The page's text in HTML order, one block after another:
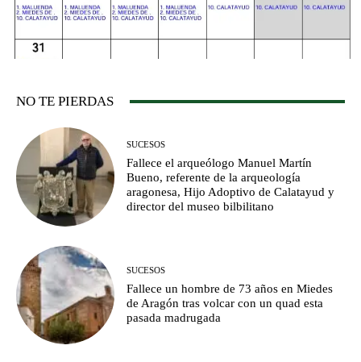
NO TE PIERDAS
SUCESOS
Fallece el arqueólogo Manuel Martín
Bueno, referente de la arqueología
aragonesa, Hijo Adoptivo de Calatayud y
director del museo bilbilitano
SUCESOS
Fallece un hombre de 73 años en Miedes
de Aragón tras volcar con un quad esta
pasada madrugada